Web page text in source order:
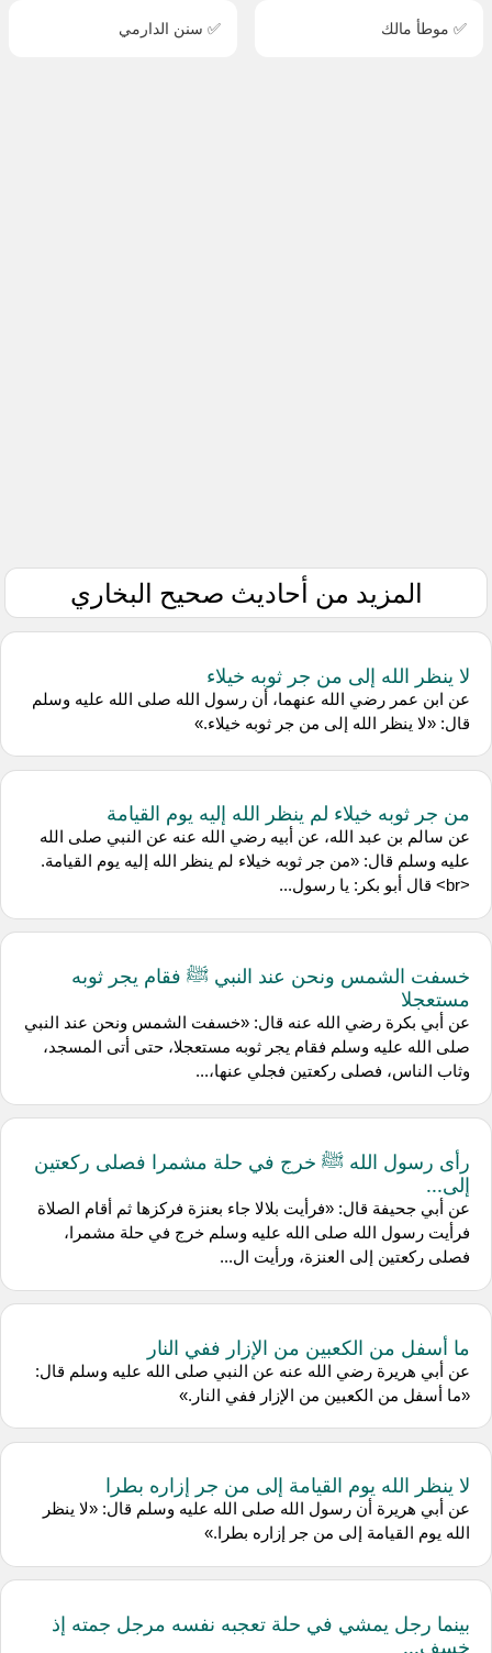
✅ موطأ مالك ✅ سنن الدارمي
المزيد من أحاديث صحيح البخاري
لا ينظر الله إلى من جر ثوبه خيلاء
عن ‌ابن عمر رضي الله عنهما، أن رسول الله صلى الله عليه وسلم
قال: «لا ينظر الله إلى من جر ثوبه خيلاء.»
من جر ثوبه خيلاء لم ينظر الله إليه يوم القيامة
عن ‌سالم بن عبد الله، عن ‌أبيه رضي الله عنه عن النبي صلى الله
عليه وسلم قال: «من جر ثوبه خيلاء لم ينظر الله إليه يوم القيامة.
<br> قال أبو بكر: يا رسول...
خسفت الشمس ونحن عند النبي ﷺ فقام يجر ثوبه
مستعجلا
عن ‌أبي بكرة رضي الله عنه قال: «خسفت الشمس ونحن عند النبي
صلى الله عليه وسلم فقام يجر ثوبه مستعجلا، حتى أتى المسجد،
وثاب الناس، فصلى ركعتين فجلي عنها،...
رأى رسول الله ﷺ خرج في حلة مشمرا فصلى ركعتين
إلى...
عن ‌أبي جحيفة قال: «فرأيت بلالا جاء بعنزة فركزها ثم أقام الصلاة
فرأيت رسول الله صلى الله عليه وسلم خرج في حلة مشمرا،
فصلى ركعتين إلى العنزة، ورأيت ال...
ما أسفل من الكعبين من الإزار ففي النار
عن ‌أبي هريرة رضي الله عنه عن النبي صلى الله عليه وسلم قال:
«ما أسفل من الكعبين من الإزار ففي النار.»
لا ينظر الله يوم القيامة إلى من جر إزاره بطرا
عن ‌أبي هريرة أن رسول الله صلى الله عليه وسلم قال: «لا ينظر
الله يوم القيامة إلى من جر إزاره بطرا.»
بينما رجل يمشي في حلة تعجبه نفسه مرجل جمته إذ
خسف...